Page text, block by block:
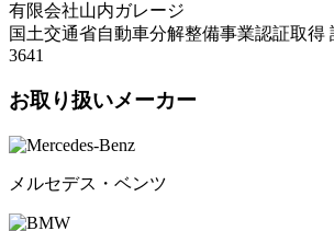
有限会社山内ガレージ
国土交通省自動車分解整備事業認証取得
3641
お取り扱いメーカー
メルセデス・ベンツ